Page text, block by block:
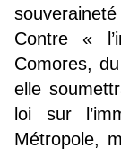
Contre «
Comores,
elle
loi sur
Métropole,